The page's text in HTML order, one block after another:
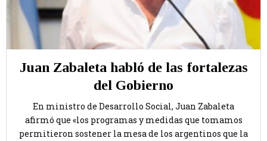
Juan Zabaleta habló de las fortalezas
del Gobierno
En ministro de Desarrollo Social, Juan Zabaleta
afirmó que «los programas y medidas que tomamos
permitieron sostener la mesa de los argentinos que la